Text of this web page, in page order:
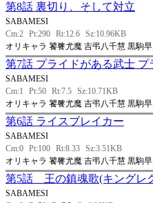
第8話 裏切り、そして対立
SABAMESI
Cm:2 Pt:290 Rt:12.6 Sz:10.96KB
オリキャラ 饕餮尤魔 吉弔八千慧 黒駒
第7話 プライドがある武士 プ
SABAMESI
Cm:1
Pt:50 Rt:7.5 Sz:10.71KB
オリキャラ 饕餮尤魔 吉弔八千慧 黒駒
第6話 ライスブレイカー
SABAMESI
Cm:0 Pt:100 Rt:8.33 Sz:3.51KB
オリキャラ 饕餮尤魔 吉弔八千慧 黒駒
第5話 王の鎮魂歌(キングレ
SABAMESI